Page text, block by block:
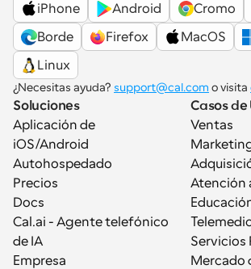
iPhone
Android Cromo
Borde
Firefox MacOS
Linux
¿Necesitas ayuda? support@cal.com o visita
Soluciones
Aplicación de
iOS/Android
Autohospedado
Precios
Docs
Cal.ai - Agente telefónico
de IA
Empresa
Casos de
Ventas
Atención
Servicios
Mercado